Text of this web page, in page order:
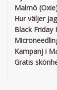
Malmö
Hur väljer
Black Friday
Kampanj i
Gratis